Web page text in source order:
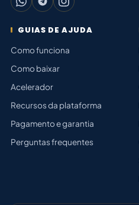
GUIAS DE AJUDA
Como funciona
Como baixar
Acelerador
Recursos da plataforma
Pagamento e garantia
Perguntas frequentes